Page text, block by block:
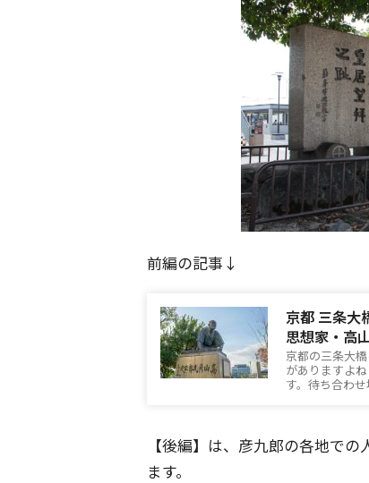
前編の記事↓
京都 三条大
思想家・高
京都の三条大
がありますよ
す。待ち合わ
【後編】は、彦九郎の各地で
ます。